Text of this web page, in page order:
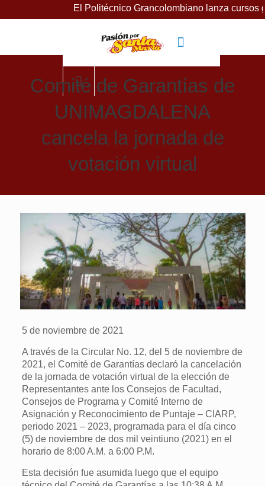
El Politécnico Grancolombiano lanza cursos gratuitos
Comité de Garantías de
UNIMAGDALENA
cancela la jornada de
votación virtual
5 de noviembre de 2021
A través de la Circular No. 12, del 5 de noviembre de
2021, el Comité de Garantías declaró la cancelación
de la jornada de votación virtual de la elección de
Representantes ante los Consejos de Facultad,
Consejos de Programa y Comité Interno de
Asignación y Reconocimiento de Puntaje – CIARP,
periodo 2021 – 2023, programada para el día cinco
(5) de noviembre de dos mil veintiuno (2021) en el
horario de 8:00 A.M. a 6:00 P.M.
Esta decisión fue asumida luego que el equipo